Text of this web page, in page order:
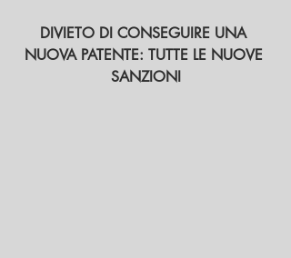
DIVIETO DI CONSEGUIRE UNA
NUOVA PATENTE: TUTTE LE NUOVE
SANZIONI